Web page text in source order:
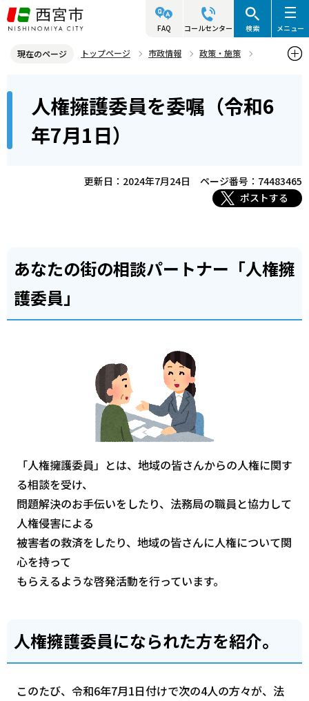
こ
の
ジ
頭
FAQ コールセンター 検索 メニュー
現在のページ トップページ 市政情報
政策・施策
人権擁護委員を委嘱（令和6年7月1日）
人権擁護委員を委嘱（令和6
年7月1日）
更新日：2024年7月24日
ページ番号：74483465
ポストする
あなたの街の相談パートナー「人権擁
護委員」
「人権擁護委員」とは、地域の皆さんからの人権に関す
る相談を受け、
問題解決のお手伝いをしたり、法務局の職員と協力して
人権侵害による
被害者の救済をしたり、地域の皆さんに人権について関
心を持って
もらえるような啓発活動を行っています。
人権擁護委員になられた方を紹介。
このたび、令和6年7月1日付けで次の4人の方々が、法